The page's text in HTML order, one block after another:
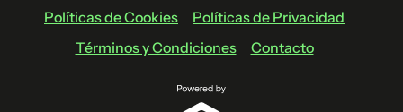
Políticas de Cookies
Políticas de Privacidad
Términos y Condiciones
Contacto